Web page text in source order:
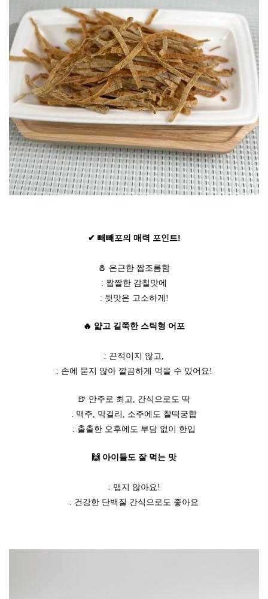
✔ 빼빼포의 매력 포인트!
🧂 은근한 짭조름함
: 짭짤한 감칠맛에
: 뒷맛은 고소하게!
🔥 얇고 길쭉한 스틱형 어포
: 끈적이지 않고,
: 손에 묻지 않아 깔끔하게 먹을 수 있어요!
🍺 안주로 최고, 간식으로도 딱
: 맥주, 막걸리, 소주에도 찰떡궁합
: 출출한 오후에도 부담 없이 한입
🙌 아이들도 잘 먹는 맛
: 맵지 않아요!
: 건강한 단백질 간식으로도 좋아요